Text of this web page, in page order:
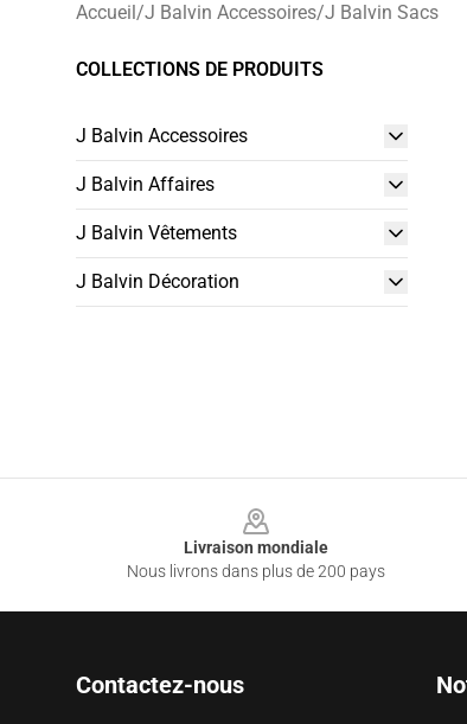
Accueil/J Balvin Accessoires/J Balvin Sacs
COLLECTIONS DE PRODUITS
J Balvin Accessoires
J Balvin Affaires
J Balvin Vêtements
J Balvin Décoration
Livraison mondiale
Nous livrons dans plus de 200 pays
Contactez-nous